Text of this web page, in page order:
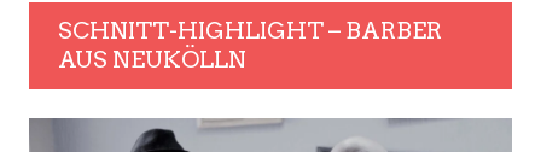
SCHNITT-HIGHLIGHT – BARBER
AUS NEUKÖLLN